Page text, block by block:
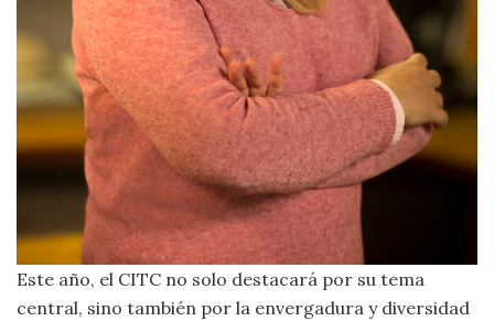
Este año, el CITC no solo destacará por su tema
central, sino también por la envergadura y diversidad